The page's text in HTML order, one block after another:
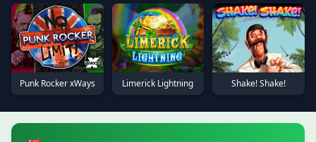
Punk Rocker xWays Limerick Lightning Shake! Shake!